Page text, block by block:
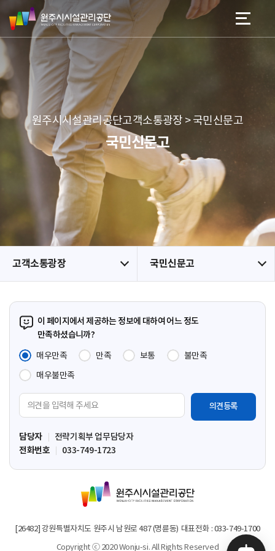
네
이
션
본문 바로가기
메뉴 바로가기
원
주
시
시
설
관
리
공
단 원주시시설관리공단고객소통광장 > 국민신문고
국민신문고
고객소통광장 국민신문고
이 페이지에서 제공하는 정보에 대하여 어느 정도
만족하셨습니까?
매우만족
만족 보통
불만족
매우불만족
견
입
력
담당자
전략기획부 업무담당자
전화번호
033-749-1723
원
주
시
[26482] 강원특별자치도 원주시 남원로 487 (명륜동) 대표전화 : 033-749-1700
Copyright ⓒ 2020 Wonju-si. All Rights Reserved